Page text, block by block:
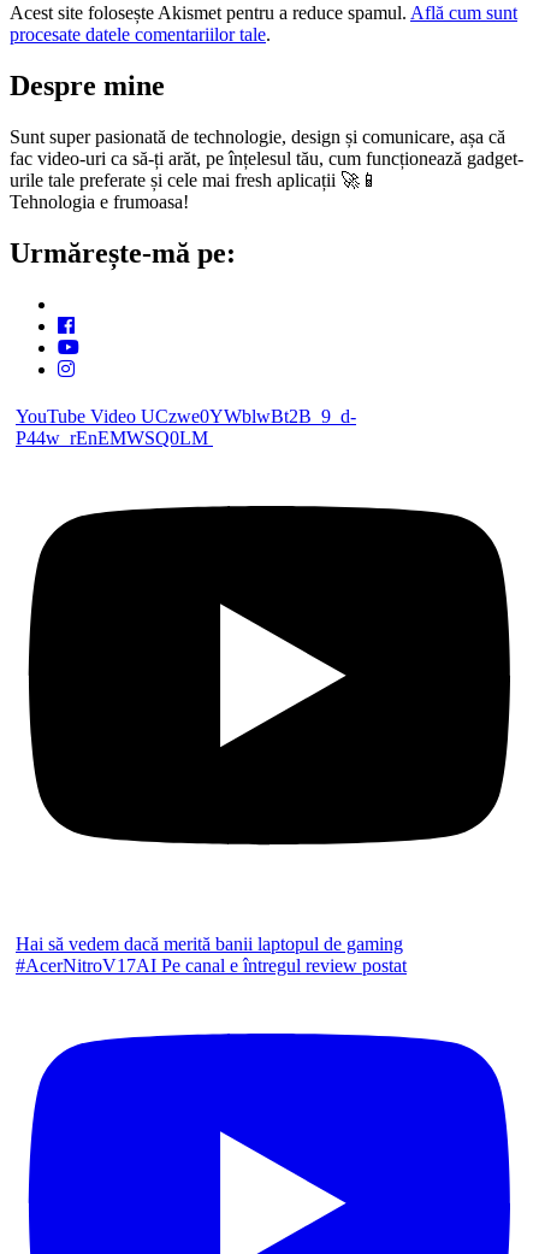
Acest site folosește Akismet pentru a reduce spamul. Află cum sunt
procesate datele comentariilor tale.
Despre mine
Sunt super pasionată de technologie, design și comunicare, așa că
fac video-uri ca să-ți arăt, pe înțelesul tău, cum funcționează gadget-
urile tale preferate și cele mai fresh aplicații 🚀📱
Tehnologia e frumoasa!
Urmărește-mă pe:
YouTube Video UCzwe0YWblwBt2B_9_d-
P44w_rEnEMWSQ0LM
Hai să vedem dacă merită banii laptopul de gaming
#AcerNitroV17AI Pe canal e întregul review postat